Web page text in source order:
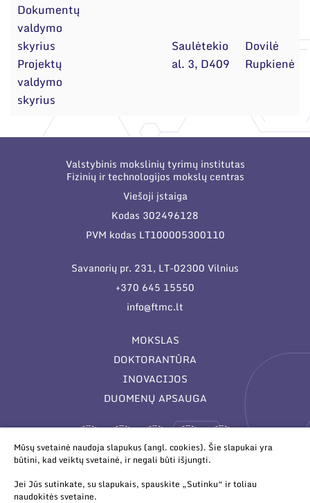
Dokumentų
valdymo
skyrius
Projektų
valdymo
skyrius
Saulėtekio
al. 3, D409
Dovilė
Rupkienė
Valstybinis mokslinių tyrimų institutas
Fizinių ir technologijos mokslų centras
Viešoji įstaiga
Kodas 302496128
PVM kodas LT100005300110
Savanorių pr. 231, LT-02300 Vilnius
+370 645 15550
info@ftmc.lt
MOKSLAS
DOKTORANTŪRA
INOVACIJOS
DUOMENŲ APSAUGA
© 2026 Valstybinis mokslinių tyrimų institutas Fizinių ir
Mūsų svetainė naudoja slapukus (angl. cookies). Šie slapukai yra
būtini, kad veiktų svetainė, ir negali būti išjungti.
Jei Jūs sutinkate, su slapukais, spauskite „Sutinku“ ir toliau
naudokitės svetaine.